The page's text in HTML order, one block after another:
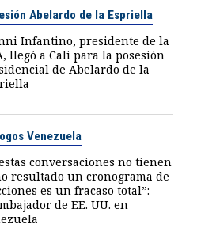
Abelardo de la Espriella
Infantino, presidente de la
llegó a Cali para la posesión
de Abelardo de la
Venezuela
conversaciones no tienen
resultado un cronograma de
es un fracaso total”:
de EE. UU. en